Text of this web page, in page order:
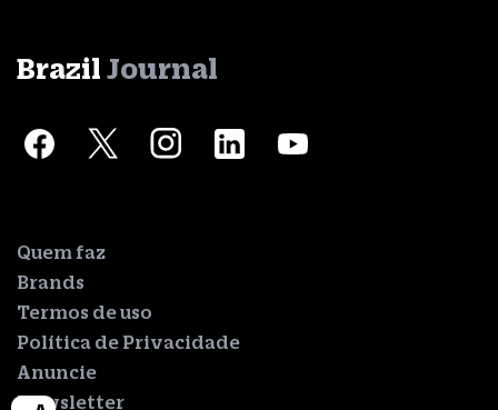
Brazil Journal
Quem faz
Brands
Termos de uso
Política de Privacidade
Anuncie
Newsletter